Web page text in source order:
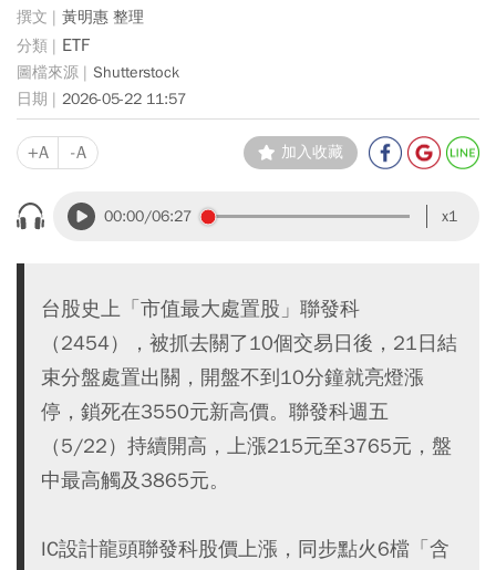
黃明惠 整理
ETF
Shutterstock
2026-05-22 11:57
+A -A 加入收藏
00:00/06:27 x1
台股史上「市值最大處置股」聯發科
（2454），被抓去關了10個交易日後，21日結
束分盤處置出關，開盤不到10分鐘就亮燈漲
停，鎖死在3550元新高價。聯發科週五
（5/22）持續開高，上漲215元至3765元，盤
中最高觸及3865元。
IC設計龍頭聯發科股價上漲，同步點火6檔「含